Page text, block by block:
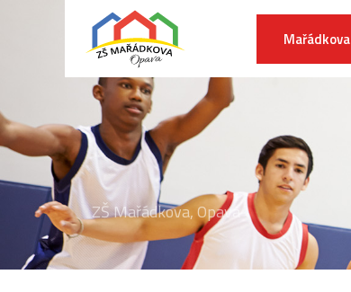
Mařádkova
ZŠ Mařádkova, Opava